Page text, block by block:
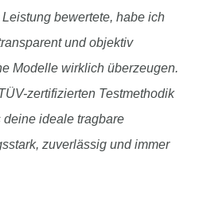
bewertete, habe ich
und objektiv
Modelle wirklich überzeugen.
zertifizierten Testmethodik
ideale tragbare
zuverlässig und immer